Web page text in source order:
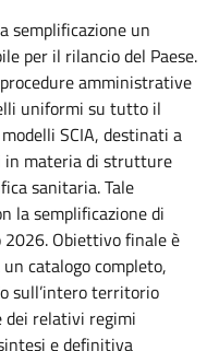
semplificazione un
per il rilancio del Paese.
amministrative
uniformi su tutto il
SCIA, destinati a
in materia di strutture
sanitaria. Tale
la semplificazione di
Obiettivo finale è
catalogo completo,
sull’intero territorio
relativi regimi
e definitiva